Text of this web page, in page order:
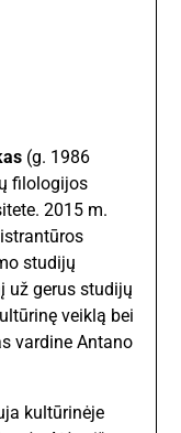
(g. 1986
filologijos
2015 m.
studijų
už gerus studijų
veiklą bei
vardine Antano
kultūrinėje